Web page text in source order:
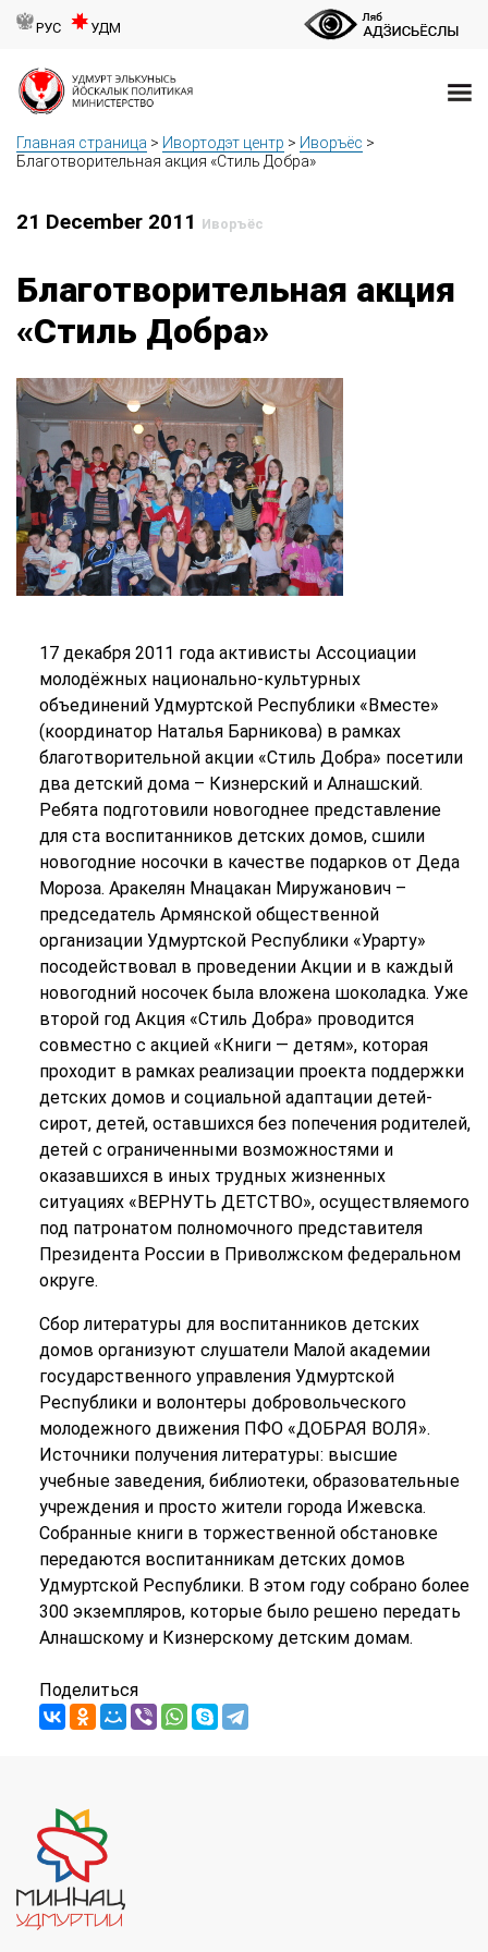
РУС УДМ
Главная страница > Ивортодэт центр > Иворъёс >
Благотворительная акция «Стиль Добра»
21 December 2011 Иворъёс
Благотворительная акция
«Стиль Добра»
17 декабря 2011 года активисты Ассоциации
молодёжных национально-культурных
объединений Удмуртской Республики «Вместе»
(координатор Наталья Барникова) в рамках
благотворительной акции «Стиль Добра» посетили
два детский дома – Кизнерский и Алнашский.
Ребята подготовили новогоднее представление
для ста воспитанников детских домов, сшили
новогодние носочки в качестве подарков от Деда
Мороза. Аракелян Мнацакан Миружанович –
председатель Армянской общественной
организации Удмуртской Республики «Урарту»
посодействовал в проведении Акции и в каждый
новогодний носочек была вложена шоколадка. Уже
второй год Акция «Стиль Добра» проводится
совместно с акцией «Книги — детям», которая
проходит в рамках реализации проекта поддержки
детских домов и социальной адаптации детей-
сирот, детей, оставшихся без попечения родителей,
детей с ограниченными возможностями и
оказавшихся в иных трудных жизненных
ситуациях «ВЕРНУТЬ ДЕТСТВО», осуществляемого
под патронатом полномочного представителя
Президента России в Приволжском федеральном
округе.
Сбор литературы для воспитанников детских
домов организуют слушатели Малой академии
государственного управления Удмуртской
Республики и волонтеры добровольческого
молодежного движения ПФО «ДОБРАЯ ВОЛЯ».
Источники получения литературы: высшие
учебные заведения, библиотеки, образовательные
учреждения и просто жители города Ижевска.
Собранные книги в торжественной обстановке
передаются воспитанникам детских домов
Удмуртской Республики. В этом году собрано более
300 экземпляров, которые было решено передать
Алнашскому и Кизнерскому детским домам.
Поделиться